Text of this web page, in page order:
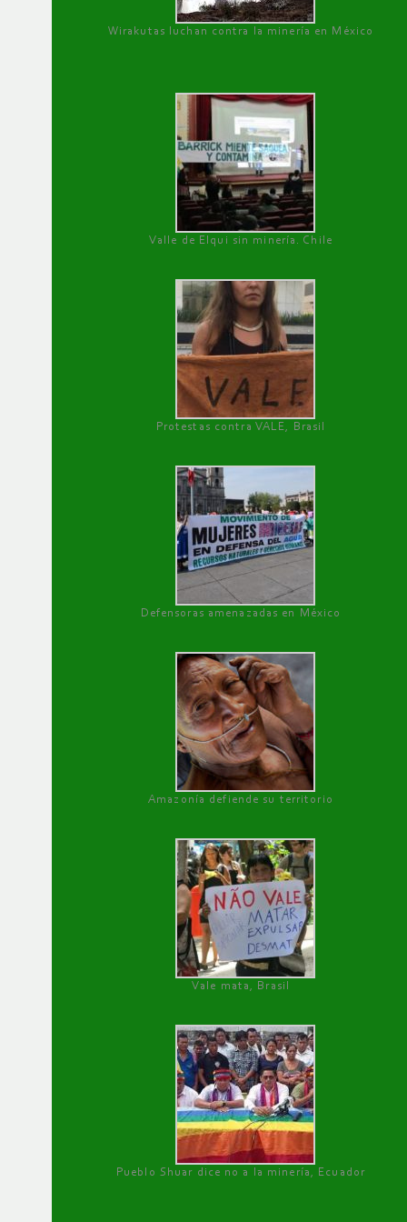
Wirakutas luchan contra la minería en México
Valle de Elqui sin minería. Chile
Protestas contra VALE, Brasil
Defensoras amenazadas en México
Amazonía defiende su territorio
Vale mata, Brasil
Pueblo Shuar dice no a la minería, Ecuador